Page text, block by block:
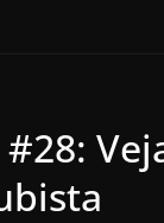
#28: